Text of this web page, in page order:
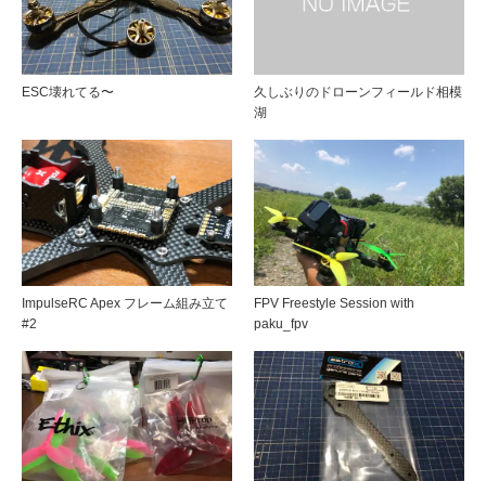
ESC壊れてる〜
久しぶりのドローンフィールド相模
湖
ImpulseRC Apex フレーム組み立て
#2
FPV Freestyle Session with
paku_fpv